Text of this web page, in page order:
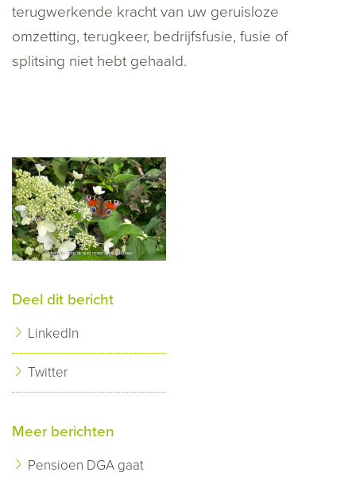
terugwerkende kracht van uw geruisloze
omzetting, terugkeer, bedrijfsfusie, fusie of
splitsing niet hebt gehaald.
Deel dit bericht
LinkedIn
Twitter
Meer berichten
Pensioen DGA gaat